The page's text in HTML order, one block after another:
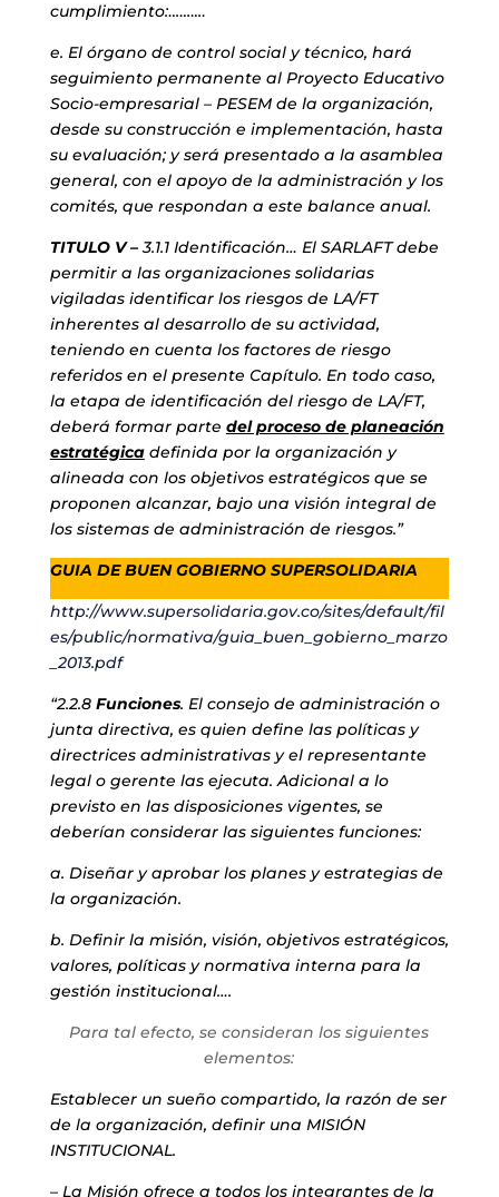
cumplimiento:……….
e. El órgano de control social y técnico, hará
seguimiento permanente al Proyecto Educativo
Socio-empresarial – PESEM de la organización,
desde su construcción e implementación, hasta
su evaluación; y será presentado a la asamblea
general, con el apoyo de la administración y los
comités, que respondan a este balance anual.
TITULO V –3.1.1 Identificación… El SARLAFT debe
permitir a las organizaciones solidarias
vigiladas identificar los riesgos de LA/FT
inherentes al desarrollo de su actividad,
teniendo en cuenta los factores de riesgo
referidos en el presente Capítulo. En todo caso,
la etapa de identificación del riesgo de LA/FT,
deberá formar parte del proceso de planeación
estratégicadefinida por la organización y
alineada con los objetivos estratégicos que se
proponen alcanzar, bajo una visión integral de
los sistemas de administración de riesgos.”
GUIA DE BUEN GOBIERNO SUPERSOLIDARIA
http://www.supersolidaria.gov.co/sites/default/fil
es/public/normativa/guia_buen_gobierno_marzo
_2013.pdf
“2.2.8 Funciones. El consejo de administración o
junta directiva, es quien define las políticas y
directrices administrativas y el representante
legal o gerente las ejecuta. Adicional a lo
previsto en las disposiciones vigentes, se
deberían considerar las siguientes funciones:
a. Diseñar y aprobar los planes y estrategias de
la organización.
b. Definir la misión, visión, objetivos estratégicos,
valores, políticas y normativa interna para la
gestión institucional….
Para tal efecto, se consideran los siguientes
elementos:
Establecer un sueño compartido, la razón de ser
de la organización, definir una MISIÓN
INSTITUCIONAL.
– La Misión ofrece a todos los integrantes de la